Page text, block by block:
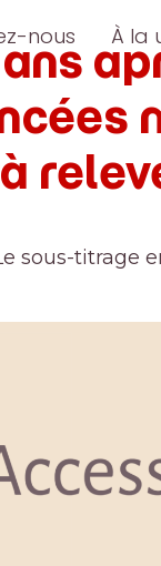
nous À la
sous-titrage